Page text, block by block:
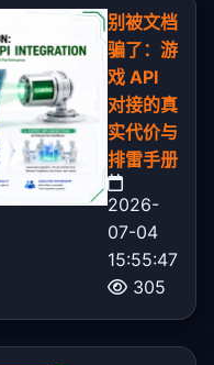
别被文档
骗了：游
戏 API
对接的真
实代价与
排雷手册
2026-
07-04
15:55:47
305